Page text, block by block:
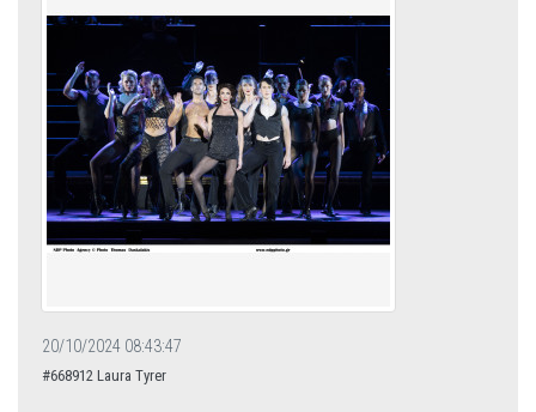
20/10/2024 08:43:47
#668912 Laura Tyrer